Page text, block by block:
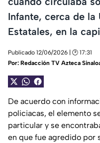
Infante, cerca de
Estatales, en la
Publicado 12/06/2026 | 🕑 17:31
Por: Redacción TV Azteca
De acuerdo con
policiacas, el elemento
particular y se
en que fue agredido por